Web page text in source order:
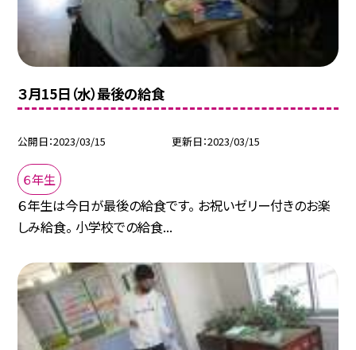
３月15日（水）最後の給食
公開日 2023/03/15 更新日 2023/03/15
６年生
６年生は今日が最後の給食です。 お祝いゼリー付きのお楽
しみ給食。 小学校での給食...